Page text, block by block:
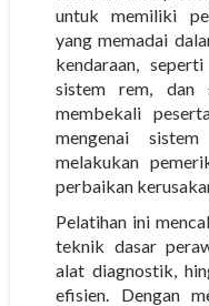
untuk memiliki
yang memadai
kendaraan,
sistem rem, dan
membekali
mengenai
melakukan
perbaikan
Pelatihan ini
teknik dasar
alat diagnostik,
efisien. Dengan